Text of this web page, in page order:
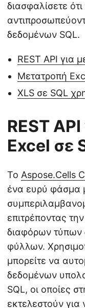
διασφαλίσετε
δεδομένων SQL.
REST API για
Μετατροπή
XLS σε SQL
REST
Excel σε
Το Aspose.Cells
ένα ευρύ φάσμα
επιτρέποντας
διαφόρων τύπων
φύλλων.
μπορείτε να
δεδομένων
SQL, οι οποίες
εκτελεστούν